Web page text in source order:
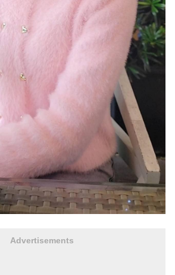
Advertisements